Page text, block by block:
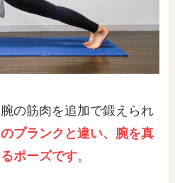
の筋肉を追加で鍛えられ
プランクと違い、腕を真
ポーズです。